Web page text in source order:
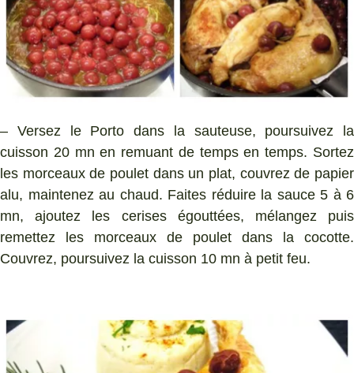
– Versez le Porto dans la sauteuse, poursuivez la
cuisson 20 mn en remuant de temps en temps. Sortez
les morceaux de poulet dans un plat, couvrez de papier
alu, maintenez au chaud. Faites réduire la sauce 5 à 6
mn, ajoutez les cerises égouttées, mélangez puis
remettez les morceaux de poulet dans la cocotte.
Couvrez, poursuivez la cuisson 10 mn à petit feu.